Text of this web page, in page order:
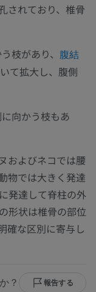
されており、椎骨
枝があり、 腹結
て拡大し、腹側
向かう枝もあ
およびネコでは腰
物では大きく発達
発達して脊柱の外
形状は椎骨の部位
確な区別に寄与し
？ 報告する